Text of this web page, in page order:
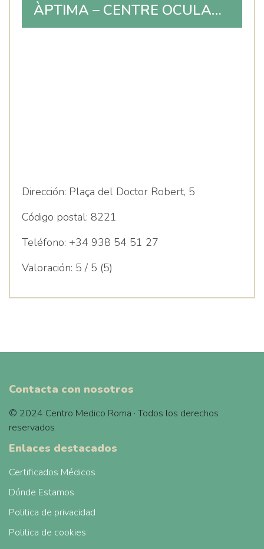
ÀPTIMA – CENTRE OCULAR
Dirección: Plaça del Doctor Robert, 5
Código postal: 8221
Teléfono: +34 938 54 51 27
Valoración: 5 / 5 (5)
Contacta con nosotros
© 2024 Centro Medico Roma · Todos los derechos
reservados
Enlaces destacados
Certificados Médicos
Dónde Estamos
Politica de privacidad
Politica de cookies